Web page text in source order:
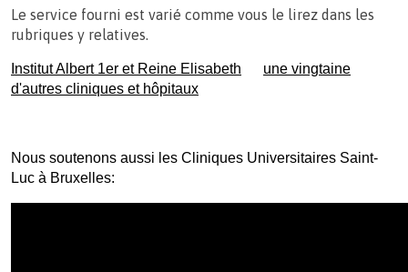
Le service fourni est varié comme vous le lirez dans les
rubriques y relatives.
Institut Albert 1er et Reine Elisabeth
une vingtaine
d'autres cliniques et hôpitaux
Nous soutenons aussi les Cliniques Universitaires Saint-
Luc à Bruxelles: